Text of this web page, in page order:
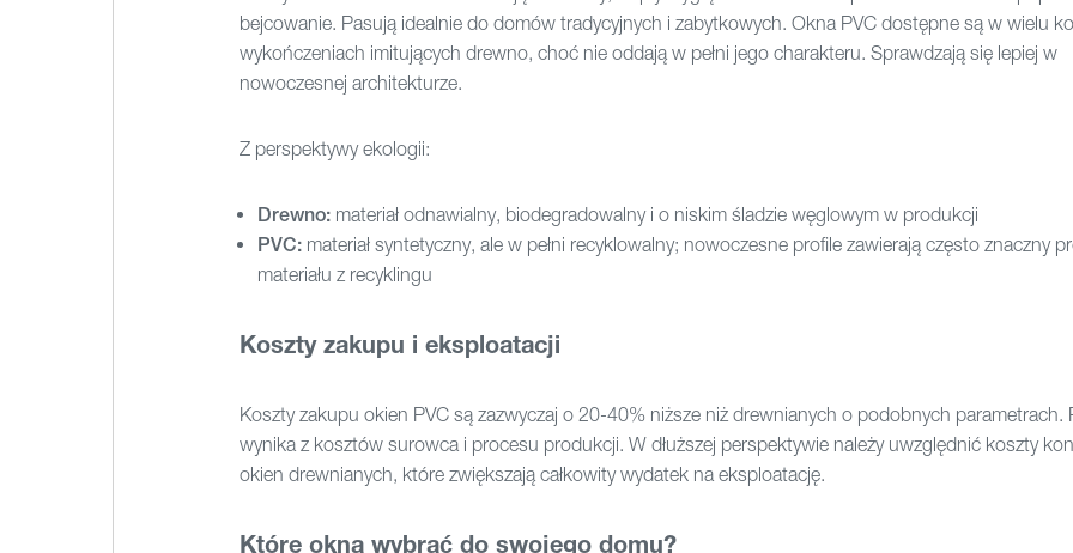
bejcowanie. Pasują idealnie do domów tradycyjnych i zabytkowych. Okna PVC dostępne są w wielu
wykończeniach imitujących drewno, choć nie oddają w pełni jego charakteru. Sprawdzają się lepiej w
nowoczesnej architekturze.
Z perspektywy ekologii:
Drewno:materiał odnawialny, biodegradowalny i o niskim śladzie węglowym w produkcji
PVC:materiał syntetyczny, ale w pełni recyklowalny; nowoczesne profile zawierają często znaczny
materiału z recyklingu
Koszty zakupu i eksploatacji
Koszty zakupu okien PVC są zazwyczaj o 20-40% niższe niż drewnianych o podobnych parametrach.
wynika z kosztów surowca i procesu produkcji. W dłuższej perspektywie należy uwzględnić koszty
okien drewnianych, które zwiększają całkowity wydatek na eksploatację.
Które okna wybrać do swojego domu?